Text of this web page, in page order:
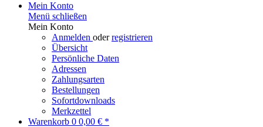
Mein Konto
Menü schließen
Mein Konto
Anmelden oderregistrieren
Übersicht
Persönliche Daten
Adressen
Zahlungsarten
Bestellungen
Sofortdownloads
Merkzettel
Warenkorb 0 0,00 € *